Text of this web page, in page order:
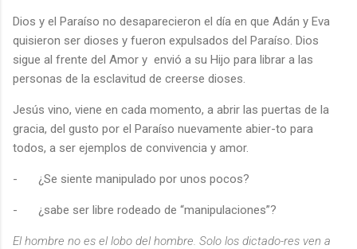
Dios y el Paraíso no desaparecieron el día en que Adán y Eva
quisieron ser dioses y fueron expulsados del Paraíso. Dios
sigue al frente del Amor y envió a su Hijo para librar a las
personas de la esclavitud de creerse dioses.
Jesús vino, viene en cada momento, a abrir las puertas de la
gracia, del gusto por el Paraíso nuevamente abier-to para
todos, a ser ejemplos de convivencia y amor.
- ¿Se siente manipulado por unos pocos?
- ¿sabe ser libre rodeado de “manipulaciones”?
El hombre no es el lobo del hombre. Solo los dictado-res ven a